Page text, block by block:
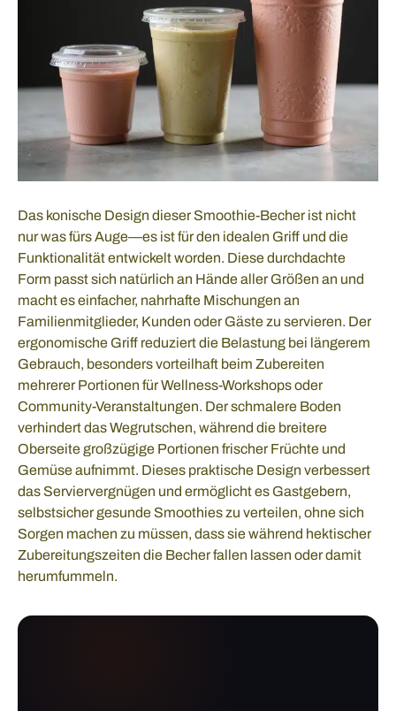
Das konische Design dieser Smoothie-Becher ist nicht
nur was fürs Auge—es ist für den idealen Griff und die
Funktionalität entwickelt worden. Diese durchdachte
Form passt sich natürlich an Hände aller Größen an und
macht es einfacher, nahrhafte Mischungen an
Familienmitglieder, Kunden oder Gäste zu servieren. Der
ergonomische Griff reduziert die Belastung bei längerem
Gebrauch, besonders vorteilhaft beim Zubereiten
mehrerer Portionen für Wellness-Workshops oder
Community-Veranstaltungen. Der schmalere Boden
verhindert das Wegrutschen, während die breitere
Oberseite großzügige Portionen frischer Früchte und
Gemüse aufnimmt. Dieses praktische Design verbessert
das Serviervergnügen und ermöglicht es Gastgebern,
selbstsicher gesunde Smoothies zu verteilen, ohne sich
Sorgen machen zu müssen, dass sie während hektischer
Zubereitungszeiten die Becher fallen lassen oder damit
herumfummeln.